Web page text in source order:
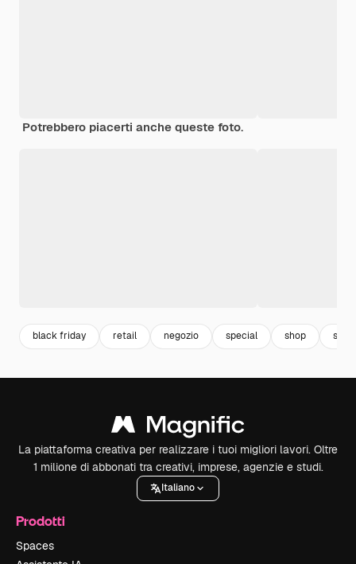
Potrebbero piacerti anche queste foto.
black friday retail negozio special shop
La piattaforma creativa per realizzare i tuoi migliori lavori. Oltre
1 milione di abbonati tra creativi, imprese, agenzie e studi.
Italiano
Prodotti
Spaces